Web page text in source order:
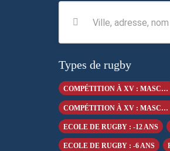
Types de rugby
COMPÉTITION À XV : MASCULIN +18 ANS
COMPÉTITION À XV : MASCULIN -16 ANS
ECOLE DE RUGBY : -12 ANS
ECOLE DE RUGBY : -6 ANS